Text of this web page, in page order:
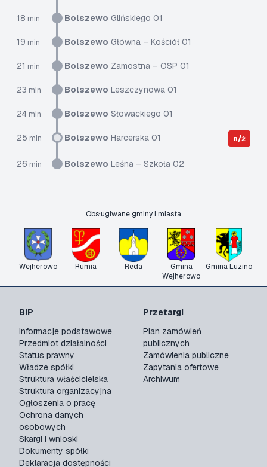
18 min Bolszewo Glińskiego 01
19 min Bolszewo Główna – Kościół 01
21 min Bolszewo Zamostna – OSP 01
23 min Bolszewo Leszczynowa 01
24 min Bolszewo Słowackiego 01
25 min Bolszewo Harcerska 01 n/ż
26 min Bolszewo Leśna – Szkoła 02
Obsługiwane gminy i miasta
Wejherowo Rumia Reda
Gmina
Wejherowo
Gmina Luzino
BIP
Informacje podstawowe
Przedmiot działalności
Status prawny
Władze spółki
Struktura właścicielska
Struktura organizacyjna
Ogłoszenia o pracę
Ochrona danych
osobowych
Skargi i wnioski
Dokumenty spółki
Deklaracja dostępności
Przetargi
Plan zamówień
publicznych
Zamówienia publiczne
Zapytania ofertowe
Archiwum